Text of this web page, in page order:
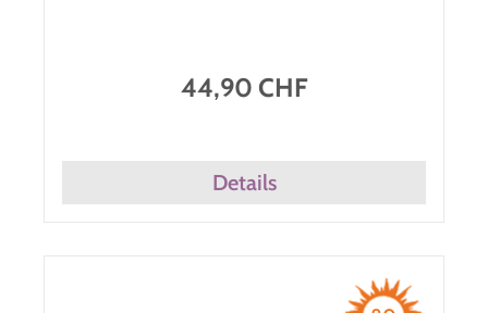
44,90 CHF
Details